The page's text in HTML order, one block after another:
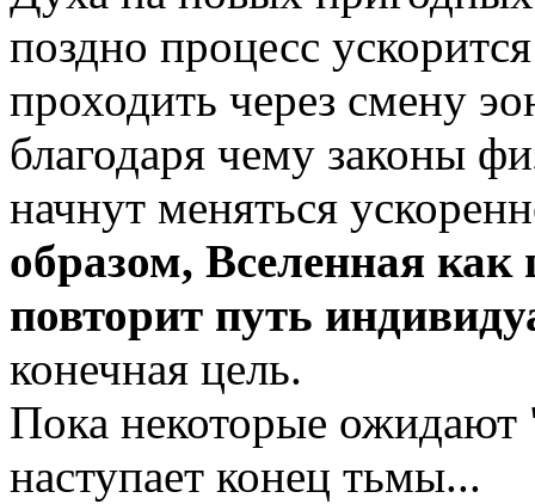
поздно процесс
проходить через смену
благодаря чему законы
начнут меняться
образом, Вселенная как
повторит путь
конечная цель.
Пока некоторые ожидают
наступает конец тьмы...